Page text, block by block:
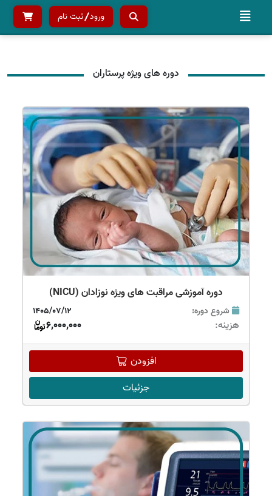
ورود ثبت نام
دوره های ویژه پرستاران
دوره آموزشی مراقبت های ویژه نوزادان (NICU)
شروع دوره: 1405/07/12
هزینه: 6,000,000
افزودن
جزئیات